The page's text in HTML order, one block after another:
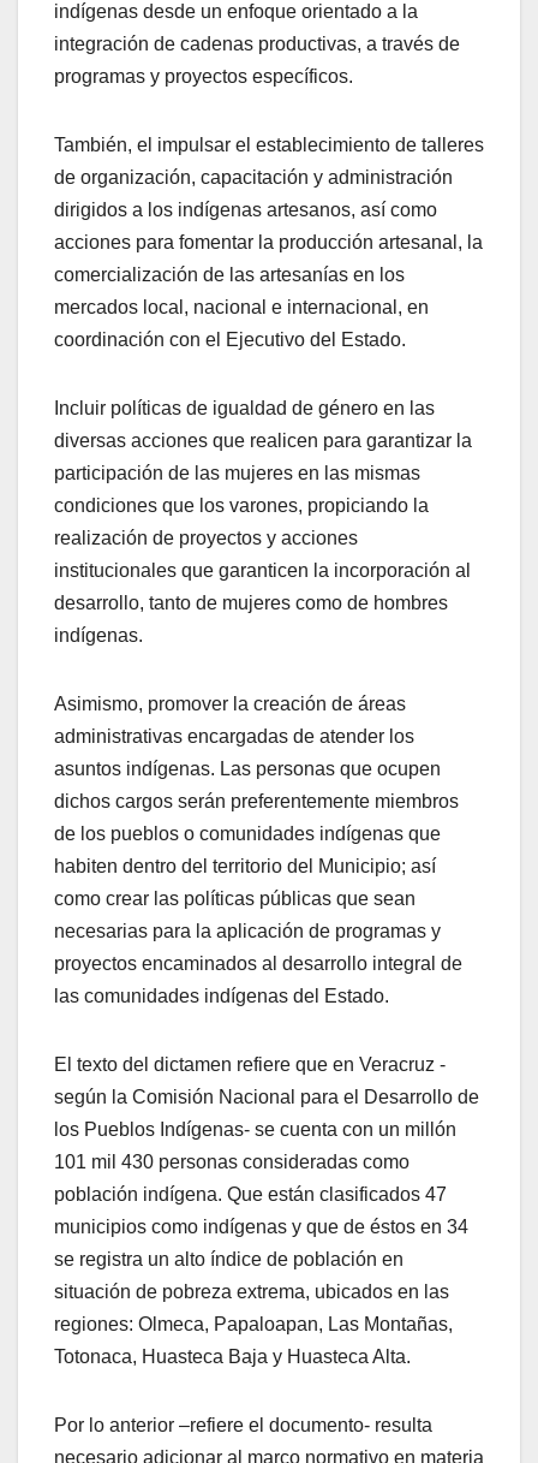
indígenas desde un enfoque orientado a la
integración de cadenas productivas, a través de
programas y proyectos específicos.
También, el impulsar el establecimiento de talleres
de organización, capacitación y administración
dirigidos a los indígenas artesanos, así como
acciones para fomentar la producción artesanal, la
comercialización de las artesanías en los
mercados local, nacional e internacional, en
coordinación con el Ejecutivo del Estado.
Incluir políticas de igualdad de género en las
diversas acciones que realicen para garantizar la
participación de las mujeres en las mismas
condiciones que los varones, propiciando la
realización de proyectos y acciones
institucionales que garanticen la incorporación al
desarrollo, tanto de mujeres como de hombres
indígenas.
Asimismo, promover la creación de áreas
administrativas encargadas de atender los
asuntos indígenas. Las personas que ocupen
dichos cargos serán preferentemente miembros
de los pueblos o comunidades indígenas que
habiten dentro del territorio del Municipio; así
como crear las políticas públicas que sean
necesarias para la aplicación de programas y
proyectos encaminados al desarrollo integral de
las comunidades indígenas del Estado.
El texto del dictamen refiere que en Veracruz -
según la Comisión Nacional para el Desarrollo de
los Pueblos Indígenas- se cuenta con un millón
101 mil 430 personas consideradas como
población indígena. Que están clasificados 47
municipios como indígenas y que de éstos en 34
se registra un alto índice de población en
situación de pobreza extrema, ubicados en las
regiones: Olmeca, Papaloapan, Las Montañas,
Totonaca, Huasteca Baja y Huasteca Alta.
Por lo anterior –refiere el documento- resulta
necesario adicionar al marco normativo en materia